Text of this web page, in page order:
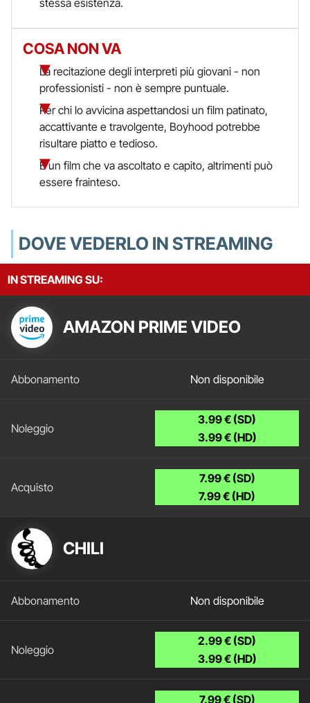
stessa esistenza.
COSA NON VA
La recitazione degli interpreti più giovani - non
professionisti - non è sempre puntuale.
Per chi lo avvicina aspettandosi un film patinato,
accattivante e travolgente, Boyhood potrebbe
risultare piatto e tedioso.
È un film che va ascoltato e capito, altrimenti può
essere frainteso.
DOVE VEDERLO IN STREAMING
IN STREAMING SU:
AMAZON PRIME VIDEO
Non disponibile
3.99 € (SD)
3.99 € (HD)
7.99 € (SD)
7.99 € (HD)
CHILI
Non disponibile
2.99 € (SD)
3.99 € (HD)
7.99 € (SD)